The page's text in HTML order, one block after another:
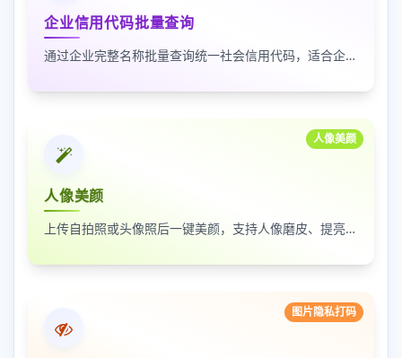
企业信用代码批量查询
通过企业完整名称批量查询统一社会信用代码，适合企业资料整理、名单核验和工商信息匹配
人像美颜
人像美颜
上传自拍照或头像照后一键美颜，支持人像磨皮、提亮和美颜强度调节，适合人物照片快速优化
图片隐私打码